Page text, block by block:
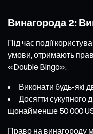
Винагорода 2:
Під час події
умови, отримають
«Double Bingo»:
Виконати будь-які
Досягти сукупного
щонайменше 50 000
Право на винагороду